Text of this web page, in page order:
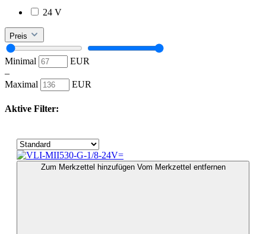
24 V
Preis
Minimal
EUR
–
Maximal
EUR
Aktive Filter:
Zum Merkzettel hinzufügen Vom Merkzettel entfernen